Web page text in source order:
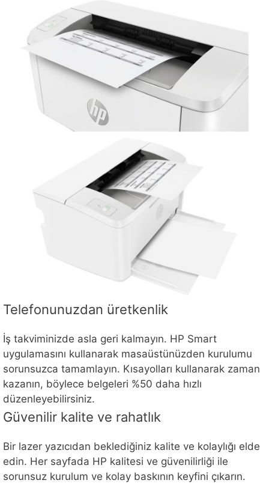
Telefonunuzdan üretkenlik
İş takviminizde asla geri kalmayın. HP Smart
uygulamasını kullanarak masaüstünüzden kurulumu
sorunsuzca tamamlayın. Kısayolları kullanarak zaman
kazanın, böylece belgeleri %50 daha hızlı
düzenleyebilirsiniz.
Güvenilir kalite ve rahatlık
Bir lazer yazıcıdan beklediğiniz kalite ve kolaylığı elde
edin. Her sayfada HP kalitesi ve güvenilirliği ile
sorunsuz kurulum ve kolay baskının keyfini çıkarın.